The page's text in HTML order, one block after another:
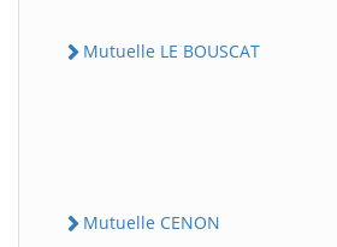
Mutuelle LE BOUSCAT
Mutuelle CENON